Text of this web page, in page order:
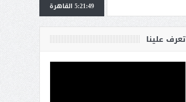
5:21:50 القاهرة
تعرف علينا